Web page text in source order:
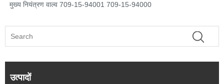
मुख्य नियंत्रण वाल्व 709-15-94001 709-15-94000
उत्पादों